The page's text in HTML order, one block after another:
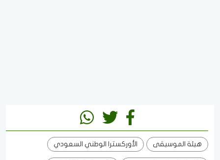
هيئة الموسيقى الأوركسترا الوطني السعودي